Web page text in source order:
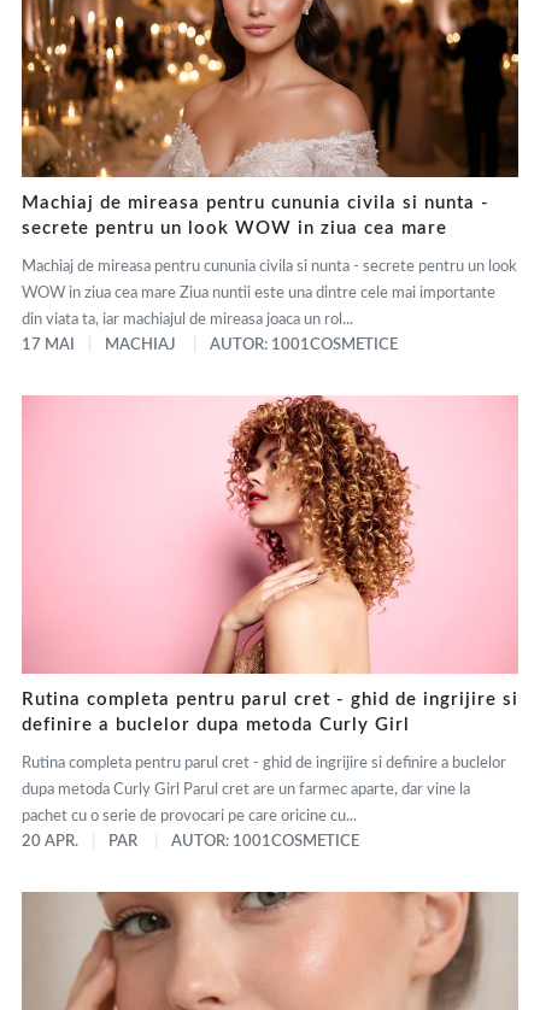
Machiaj de mireasa pentru cununia civila si nunta -
secrete pentru un look WOW in ziua cea mare
Machiaj de mireasa pentru cununia civila si nunta - secrete pentru un look
WOW in ziua cea mare Ziua nuntii este una dintre cele mai importante
din viata ta, iar machiajul de mireasa joaca un rol...
17 MAI
MACHIAJ AUTOR: 1001COSMETICE
Rutina completa pentru parul cret - ghid de ingrijire si
definire a buclelor dupa metoda Curly Girl
Rutina completa pentru parul cret - ghid de ingrijire si definire a buclelor
dupa metoda Curly Girl Parul cret are un farmec aparte, dar vine la
pachet cu o serie de provocari pe care oricine cu...
20 APR.
PAR AUTOR: 1001COSMETICE